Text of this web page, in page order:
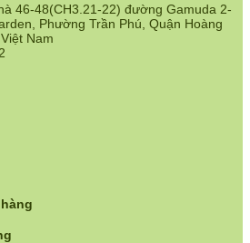
46-48(CH3.21-22) đường Gamuda 2-
Phường Trần Phú, Quận Hoàng
Nam